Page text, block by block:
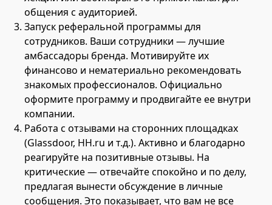
общения с аудиторией.
Запуск реферальной программы для
сотрудников. Ваши сотрудники — лучшие
амбассадоры бренда. Мотивируйте их
финансово и нематериально рекомендовать
знакомых профессионалов. Официально
оформите программу и продвигайте ее внутри
компании.
Работа с отзывами на сторонних площадках
(Glassdoor, HH.ru и т.д.). Активно и благодарно
реагируйте на позитивные отзывы. На
критические — отвечайте спокойно и по делу,
предлагая вынести обсуждение в личные
сообщения. Это показывает, что вам не все